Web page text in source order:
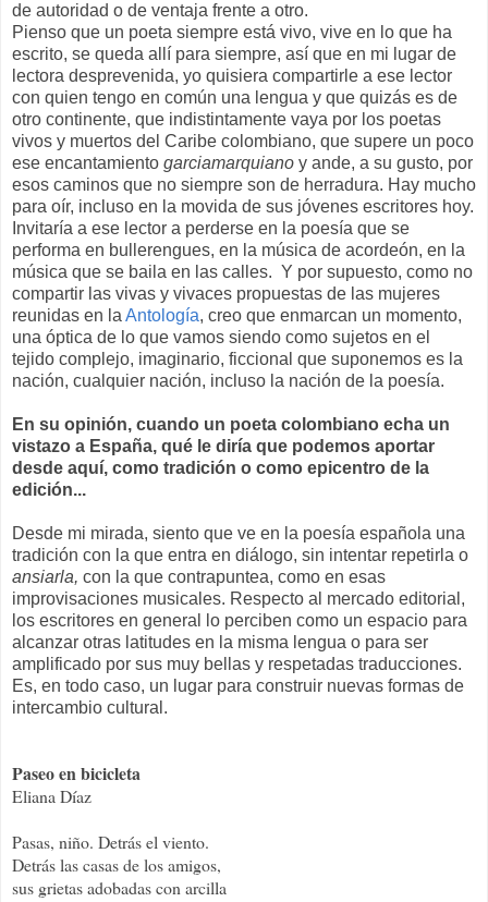
de autoridad o de ventaja frente a otro.
Pienso que un poeta siempre está vivo, vive en lo que ha
escrito, se queda allí para siempre, así que en mi lugar de
lectora desprevenida, yo quisiera compartirle a ese lector
con quien tengo en común una lengua y que quizás es de
otro continente, que indistintamente vaya por los poetas
vivos y muertos del Caribe colombiano, que supere un poco
ese encantamiento garciamarquiano y ande, a su gusto, por
esos caminos que no siempre son de herradura. Hay mucho
para oír, incluso en la movida de sus jóvenes escritores hoy.
Invitaría a ese lector a perderse en la poesía que se
performa en bullerengues, en la música de acordeón, en la
música que se baila en las calles. Y por supuesto, como no
compartir las vivas y vivaces propuestas de las mujeres
reunidas en la Antología, creo que enmarcan un momento,
una óptica de lo que vamos siendo como sujetos en el
tejido complejo, imaginario, ficcional que suponemos es la
nación, cualquier nación, incluso la nación de la poesía.
En su opinión, cuando un poeta colombiano echa un
vistazo a España, qué le diría que podemos aportar
desde aquí, como tradición o como epicentro de la
edición...
Desde mi mirada, siento que ve en la poesía española una
tradición con la que entra en diálogo, sin intentar repetirla o
ansiarla, con la que contrapuntea, como en esas
improvisaciones musicales. Respecto al mercado editorial,
los escritores en general lo perciben como un espacio para
alcanzar otras latitudes en la misma lengua o para ser
amplificado por sus muy bellas y respetadas traducciones.
Es, en todo caso, un lugar para construir nuevas formas de
intercambio cultural.
Paseo en bicicleta
Eliana Díaz
Pasas, niño. Detrás el viento.
Detrás las casas de los amigos,
sus grietas adobadas con arcilla